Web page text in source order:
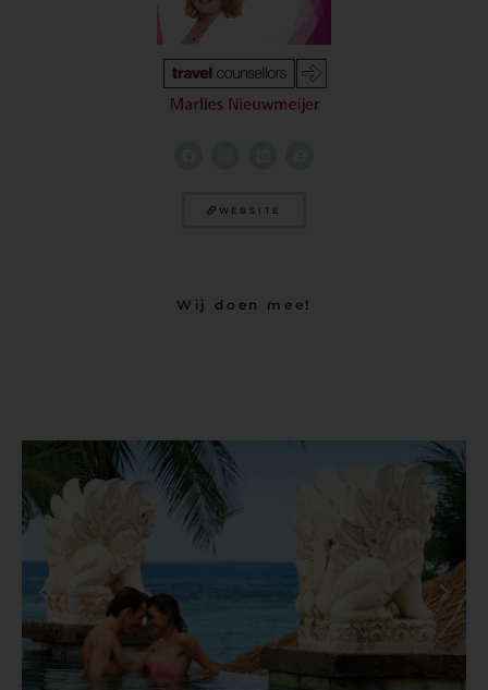
WEBSITE
Wij doen mee!